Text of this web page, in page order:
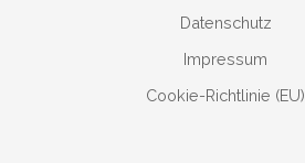
Datenschutz
Impressum
Cookie-Richtlinie (EU)